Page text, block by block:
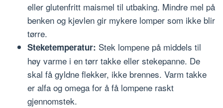
eller glutenfritt maismel til utbaking. Mindre mel på
benken og kjevlen gir mykere lomper som ikke blir
tørre.
Steketemperatur: Stek lompene på middels til
høy varme i en tørr takke eller stekepanne. De
skal få gyldne flekker, ikke brennes. Varm takke
er alfa og omega for å få lompene raskt
gjennomstek.